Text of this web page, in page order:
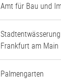
Amt für Bau und
Stadtentwässerung
Frankfurt am Main
Palmengarten